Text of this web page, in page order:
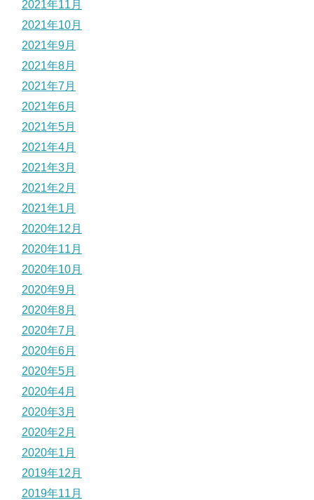
2021年11月
2021年10月
2021年9月
2021年8月
2021年7月
2021年6月
2021年5月
2021年4月
2021年3月
2021年2月
2021年1月
2020年12月
2020年11月
2020年10月
2020年9月
2020年8月
2020年7月
2020年6月
2020年5月
2020年4月
2020年3月
2020年2月
2020年1月
2019年12月
2019年11月